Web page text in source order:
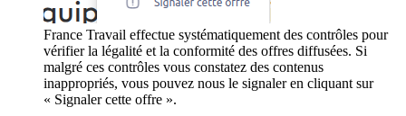
France Travail effectue systématiquement des contrôles pour
vérifier la légalité et la conformité des offres diffusées. Si
malgré ces contrôles vous constatez des contenus
inappropriés, vous pouvez nous le signaler en cliquant sur
« Signaler cette offre ».